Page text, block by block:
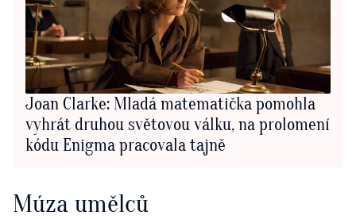
Joan Clarke: Mladá matematička pomohla
vyhrát druhou světovou válku, na prolomení
kódu Enigma pracovala tajně
Múza umělců